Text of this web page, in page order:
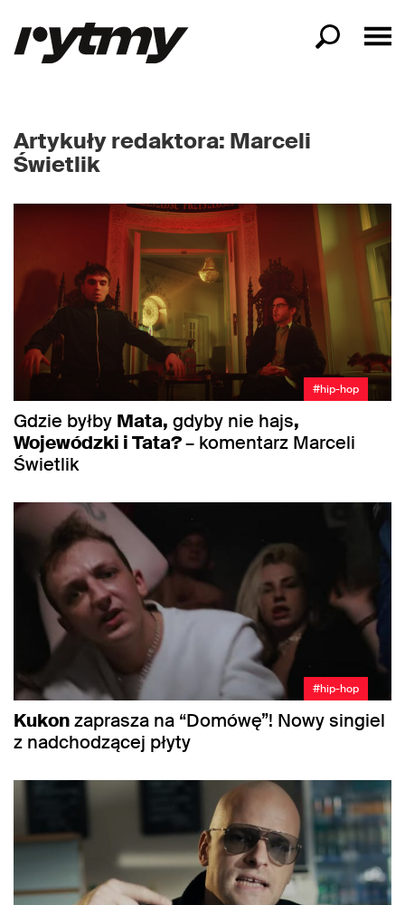
Artykuły redaktora: Marceli
Świetlik
#hip-hop
Gdzie byłby Mata, gdyby nie hajs,
Wojewódzki i Tata?– komentarz Marceli
Świetlik
#hip-hop
Kukonzaprasza na “Domówę”! Nowy singiel
z nadchodzącej płyty